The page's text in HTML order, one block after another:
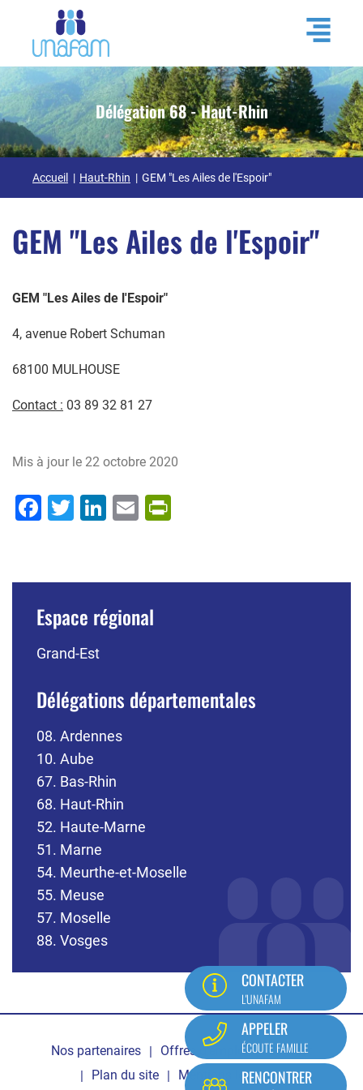
Délégation 68 - Haut-Rhin
Accueil Haut-Rhin GEM "Les Ailes de l'Espoir"
GEM "Les Ailes de l'Espoir"
GEM "Les Ailes de l'Espoir"
4, avenue Robert Schuman
68100 MULHOUSE
Contact : 03 89 32 81 27
Mis à jour le 22 octobre 2020
Facebook
Twitter
LinkedIn
Email
Espace régional
Grand-Est
Délégations départementales
08. Ardennes
10. Aube
67. Bas-Rhin
68. Haut-Rhin
52. Haute-Marne
51. Marne
54. Meurthe-et-Moselle
55. Meuse
57. Moselle
88. Vosges
CONTACTER
L'UNAFAM
APPELER
ÉCOUTE FAMILLE
RENCONTRER
deNos partenaires Offres d'emploi
Contact
Plan du site
Mentions légales